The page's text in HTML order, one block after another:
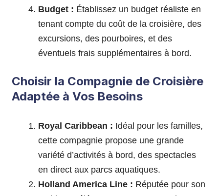
Budget : Établissez un budget réaliste en
tenant compte du coût de la croisière, des
excursions, des pourboires, et des
éventuels frais supplémentaires à bord.
Choisir la Compagnie de Croisière
Adaptée à Vos Besoins
Royal Caribbean : Idéal pour les familles,
cette compagnie propose une grande
variété d’activités à bord, des spectacles
en direct aux parcs aquatiques.
Holland America Line : Réputée pour son